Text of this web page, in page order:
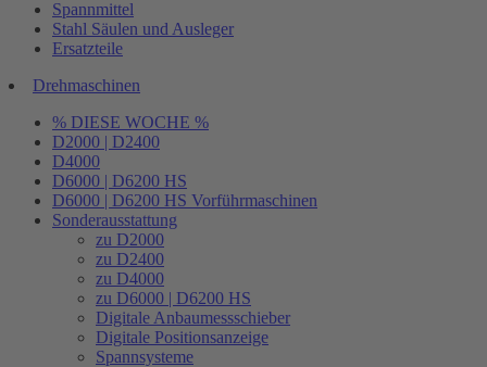
Spannmittel
Stahl Säulen und Ausleger
Ersatzteile
Drehmaschinen
% DIESE WOCHE %
D2000 | D2400
D4000
D6000 | D6200 HS
D6000 | D6200 HS Vorführmaschinen
Sonderausstattung
zu D2000
zu D2400
zu D4000
zu D6000 | D6200 HS
Digitale Anbaumessschieber
Digitale Positionsanzeige
Spannsysteme